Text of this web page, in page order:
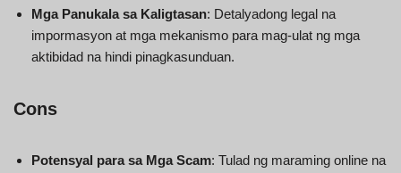
Mga Panukala sa Kaligtasan: Detalyadong legal na
impormasyon at mga mekanismo para mag-ulat ng mga
aktibidad na hindi pinagkasunduan.
Cons
Potensyal para sa Mga Scam: Tulad ng maraming online na